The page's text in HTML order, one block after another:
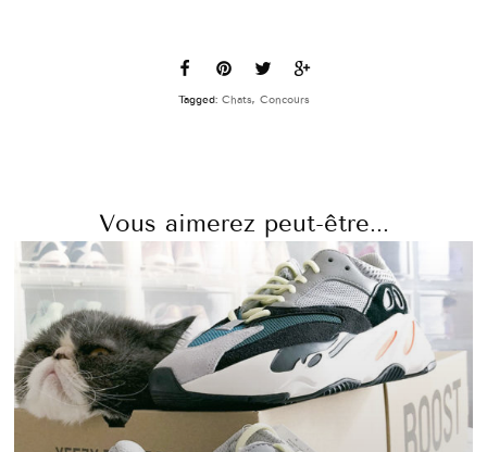
Tagged: Chats, Concours
Vous aimerez peut-être...